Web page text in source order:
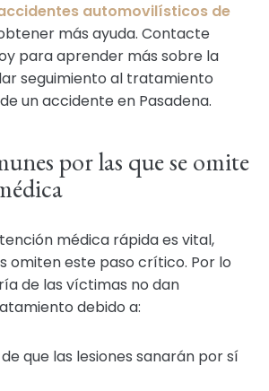
automovilísticos de
más ayuda. Contacte
para aprender más sobre la
seguimiento al tratamiento
un accidente en Pasadena.
por las que se omite
médica rápida es vital,
omiten este paso crítico. Por lo
de las víctimas no dan
debido a:
que las lesiones sanarán por sí